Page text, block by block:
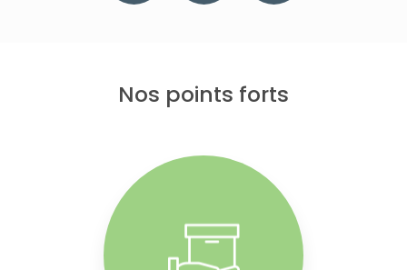
Nos points forts